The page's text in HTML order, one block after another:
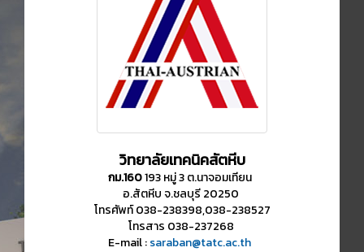
วิทยาลัยเทคนิคสัตหีบ
กม.160193 หมู่ 3 ต.นาจอมเทียน
อ.สัตหีบ จ.ชลบุรี 20250
โทรศัพท์ 038-238398,038-238527
โทรสาร 038-237268
E-mail :saraban@tatc.ac.th